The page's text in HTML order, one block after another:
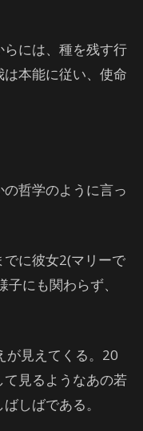
には、種を残す行
本能に従い、使命
哲学のように言っ
に彼女2(マリーで
にも関わらず、
が見えてくる。20
見るようなあの若
しばである。